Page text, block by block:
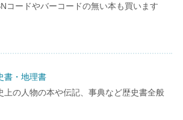
コードやバーコードの無い本も買います
書・地理書
上の人物の本や伝記、事典など歴史書全般